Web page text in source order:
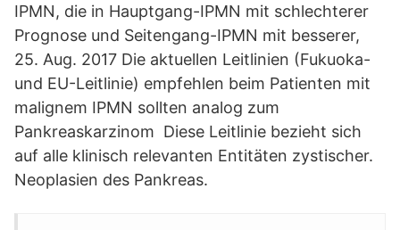
IPMN, die in Hauptgang-IPMN mit schlechterer
Prognose und Seitengang-IPMN mit besserer,
25. Aug. 2017 Die aktuellen Leitlinien (Fukuoka-
und EU-Leitlinie) empfehlen beim Patienten mit
malignem IPMN sollten analog zum
Pankreaskarzinom Diese Leitlinie bezieht sich
auf alle klinisch relevanten Entitäten zystischer.
Neoplasien des Pankreas.